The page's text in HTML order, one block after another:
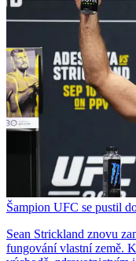
Šampion UFC se pustil
Sean Strickland znovu
fungování vlastní země.